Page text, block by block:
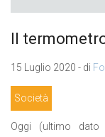
Il
15 Luglio 2020 - di
Società
Oggi (ultimo